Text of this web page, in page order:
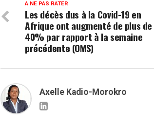
A NE PAS RATER
Les décès dus à la Covid-19 en
Afrique ont augmenté de plus de
40% par rapport à la semaine
précédente (OMS)
Axelle Kadio-Morokro